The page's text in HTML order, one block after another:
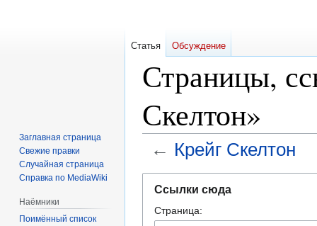
Страницы,
Скелтон»
← Крейг Скелтон
навигации
поиску
Ссылки сюда
Страница:
Статья Обсуждение
Заглавная страница
Свежие правки
Случайная страница
Справка по MediaWiki
Наёмники
Поимённый список